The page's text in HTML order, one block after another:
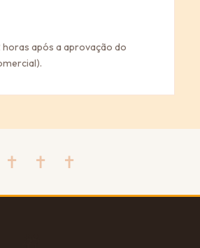
após a aprovação do
✝ ✝ ✝